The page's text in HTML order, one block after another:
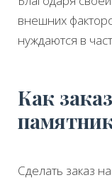
внешних
нуждаются в
Как
Сделать заказ